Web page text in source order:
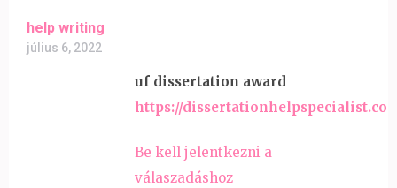
help writing
július 6, 2022
uf dissertation award
https://
Be kell jelentkezni a
válaszadáshoz